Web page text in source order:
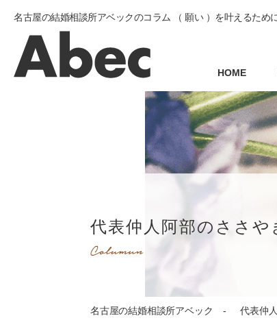
名古屋の結婚相談所アベックのコラム （ 願い ）を叶えるため
HOME
代表仲人阿部のささや
名古屋の結婚相談所アベック 代表仲